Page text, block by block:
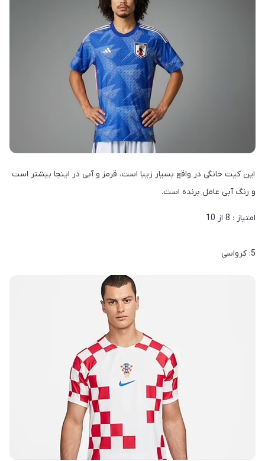
این کیت خانگی در واقع بسیار زیبا است، قرمز و آبی در اینجا بیشتر است
و رنگ آبی عامل برنده است.
امتیاز : 8 از 10
5: کرواسی